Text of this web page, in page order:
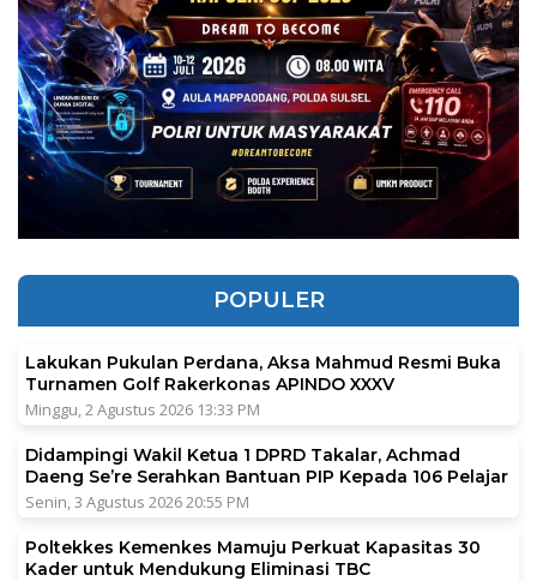
POPULER
Lakukan Pukulan Perdana, Aksa Mahmud Resmi Buka
Turnamen Golf Rakerkonas APINDO XXXV
Minggu, 2 Agustus 2026 13:33 PM
Didampingi Wakil Ketua 1 DPRD Takalar, Achmad
Daeng Se’re Serahkan Bantuan PIP Kepada 106 Pelajar
Senin, 3 Agustus 2026 20:55 PM
Poltekkes Kemenkes Mamuju Perkuat Kapasitas 30
Kader untuk Mendukung Eliminasi TBC